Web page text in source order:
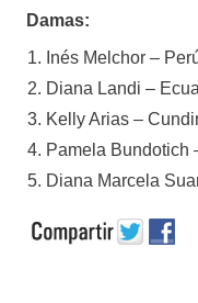
Damas:
Inés Melchor –
Diana Landi –
Kelly Arias –
Pamela Bundotich
Diana Marcela